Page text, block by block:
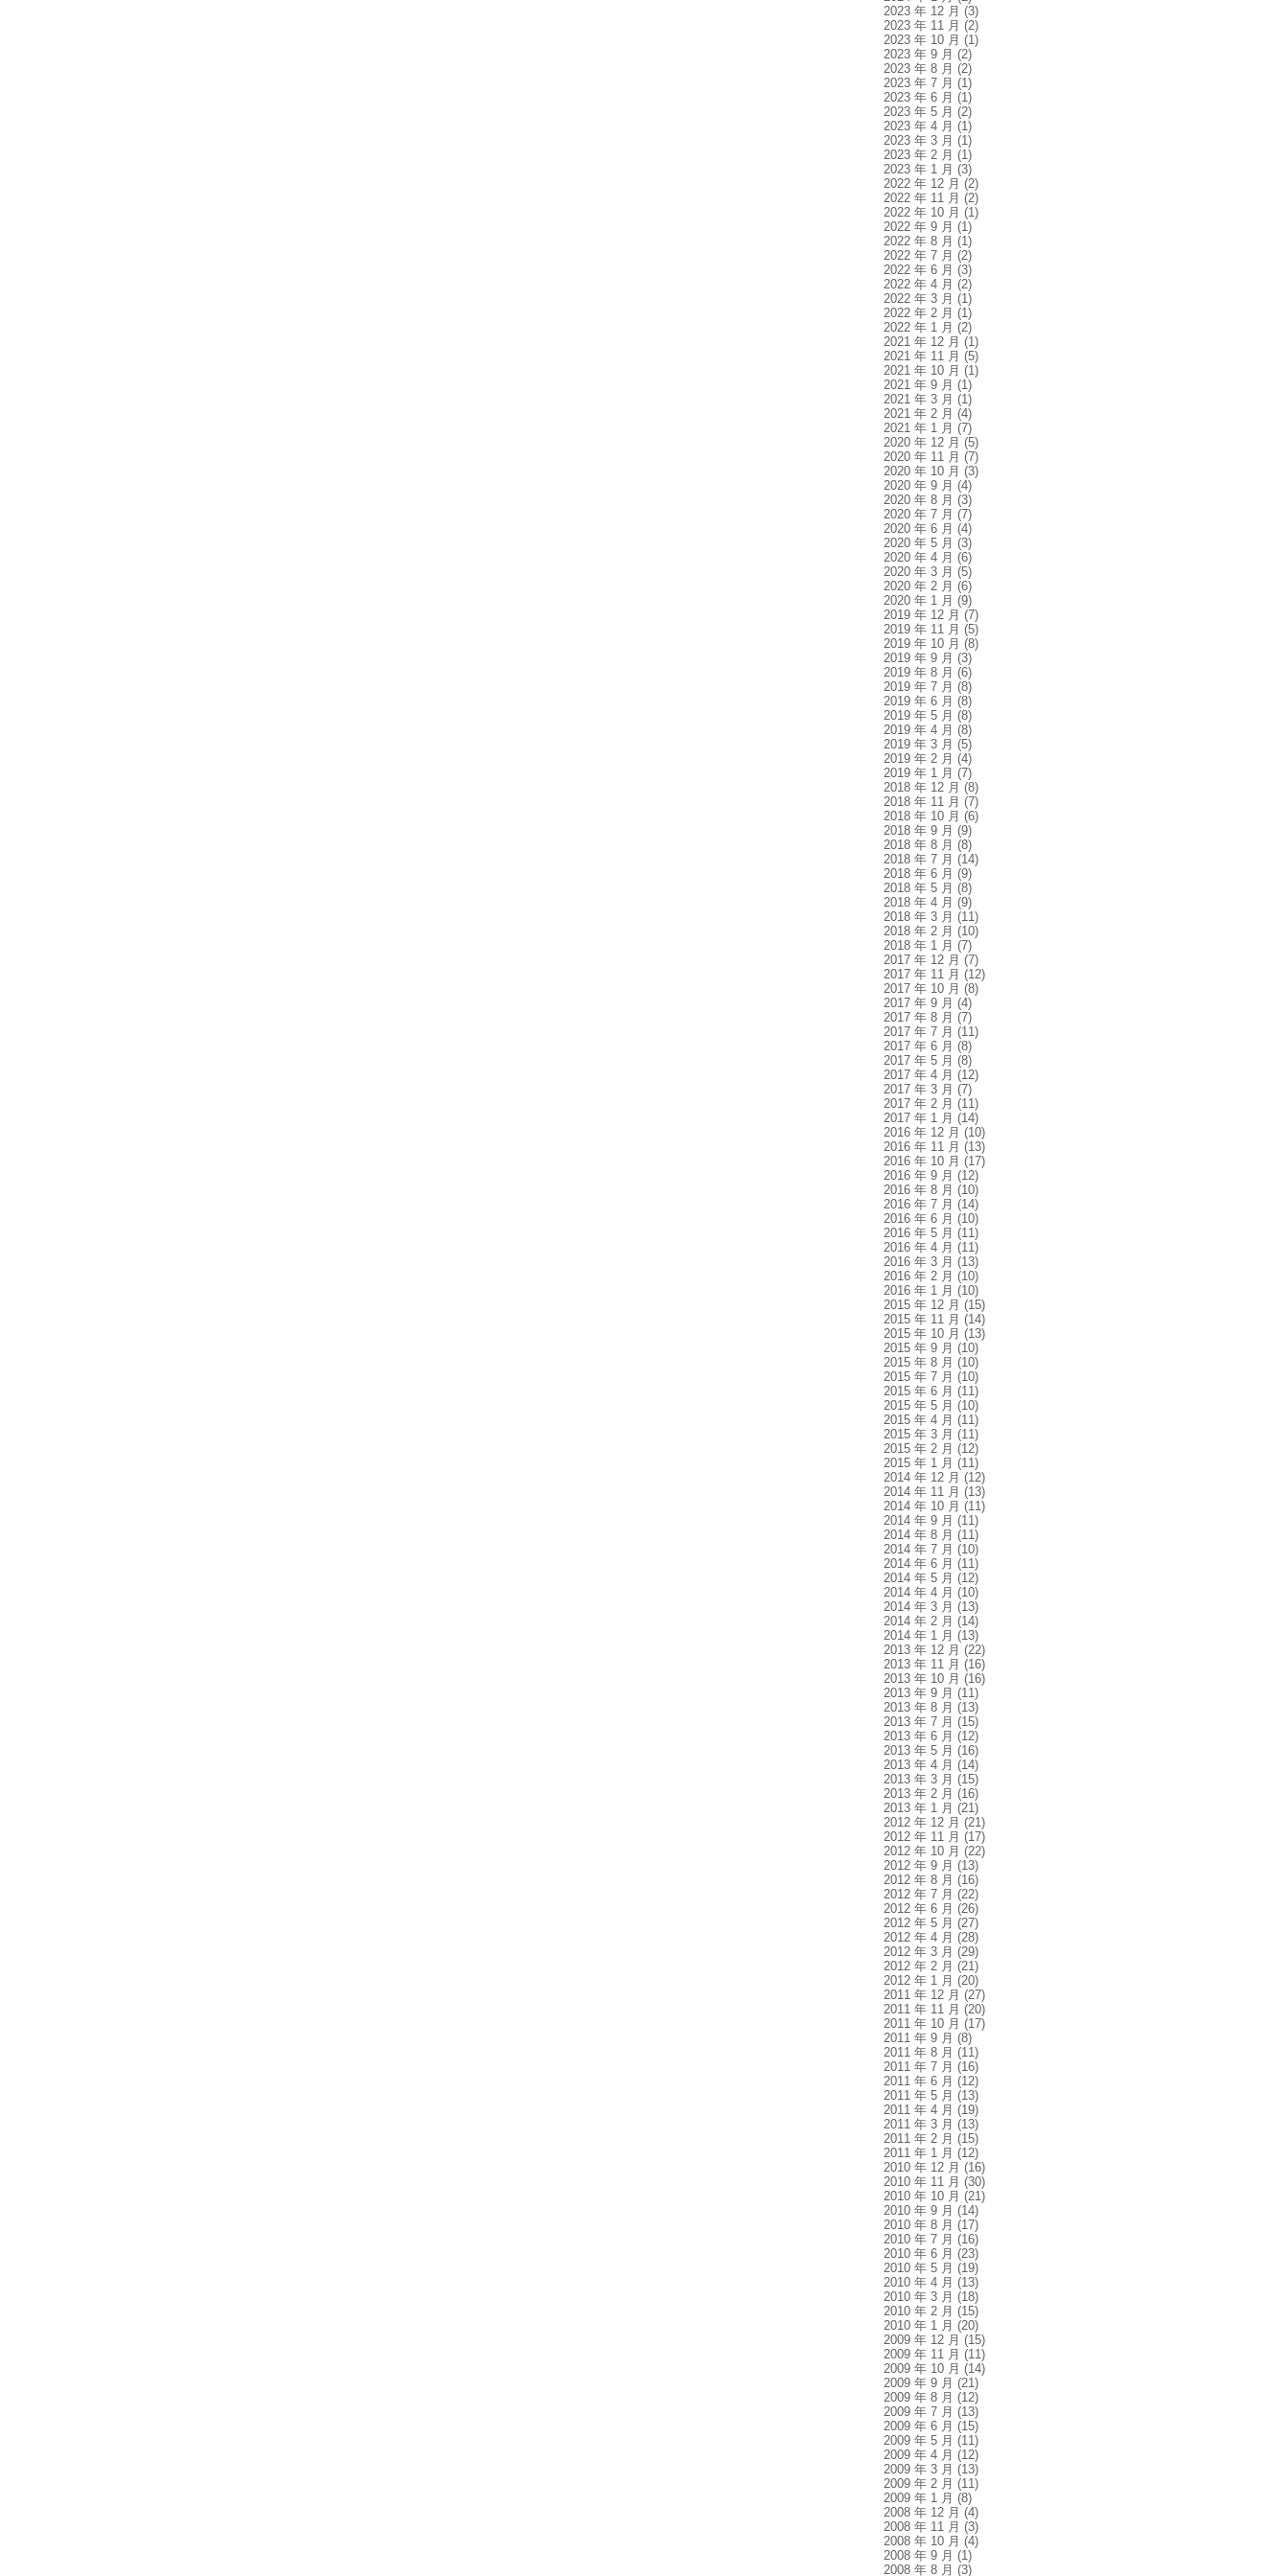
2023 年 12 月 (3)
2023 年 11 月 (2)
2023 年 10 月 (1)
2023 年 9 月 (2)
2023 年 8 月 (2)
2023 年 7 月 (1)
2023 年 6 月 (1)
2023 年 5 月 (2)
2023 年 4 月 (1)
2023 年 3 月 (1)
2023 年 2 月 (1)
2023 年 1 月 (3)
2022 年 12 月 (2)
2022 年 11 月 (2)
2022 年 10 月 (1)
2022 年 9 月 (1)
2022 年 8 月 (1)
2022 年 7 月 (2)
2022 年 6 月 (3)
2022 年 4 月 (2)
2022 年 3 月 (1)
2022 年 2 月 (1)
2022 年 1 月 (2)
2021 年 12 月 (1)
2021 年 11 月 (5)
2021 年 10 月 (1)
2021 年 9 月 (1)
2021 年 3 月 (1)
2021 年 2 月 (4)
2021 年 1 月 (7)
2020 年 12 月 (5)
2020 年 11 月 (7)
2020 年 10 月 (3)
2020 年 9 月 (4)
2020 年 8 月 (3)
2020 年 7 月 (7)
2020 年 6 月 (4)
2020 年 5 月 (3)
2020 年 4 月 (6)
2020 年 3 月 (5)
2020 年 2 月 (6)
2020 年 1 月 (9)
2019 年 12 月 (7)
2019 年 11 月 (5)
2019 年 10 月 (8)
2019 年 9 月 (3)
2019 年 8 月 (6)
2019 年 7 月 (8)
2019 年 6 月 (8)
2019 年 5 月 (8)
2019 年 4 月 (8)
2019 年 3 月 (5)
2019 年 2 月 (4)
2019 年 1 月 (7)
2018 年 12 月 (8)
2018 年 11 月 (7)
2018 年 10 月 (6)
2018 年 9 月 (9)
2018 年 8 月 (8)
2018 年 7 月 (14)
2018 年 6 月 (9)
2018 年 5 月 (8)
2018 年 4 月 (9)
2018 年 3 月 (11)
2018 年 2 月 (10)
2018 年 1 月 (7)
2017 年 12 月 (7)
2017 年 11 月 (12)
2017 年 10 月 (8)
2017 年 9 月 (4)
2017 年 8 月 (7)
2017 年 7 月 (11)
2017 年 6 月 (8)
2017 年 5 月 (8)
2017 年 4 月 (12)
2017 年 3 月 (7)
2017 年 2 月 (11)
2017 年 1 月 (14)
2016 年 12 月 (10)
2016 年 11 月 (13)
2016 年 10 月 (17)
2016 年 9 月 (12)
2016 年 8 月 (10)
2016 年 7 月 (14)
2016 年 6 月 (10)
2016 年 5 月 (11)
2016 年 4 月 (11)
2016 年 3 月 (13)
2016 年 2 月 (10)
2016 年 1 月 (10)
2015 年 12 月 (15)
2015 年 11 月 (14)
2015 年 10 月 (13)
2015 年 9 月 (10)
2015 年 8 月 (10)
2015 年 7 月 (10)
2015 年 6 月 (11)
2015 年 5 月 (10)
2015 年 4 月 (11)
2015 年 3 月 (11)
2015 年 2 月 (12)
2015 年 1 月 (11)
2014 年 12 月 (12)
2014 年 11 月 (13)
2014 年 10 月 (11)
2014 年 9 月 (11)
2014 年 8 月 (11)
2014 年 7 月 (10)
2014 年 6 月 (11)
2014 年 5 月 (12)
2014 年 4 月 (10)
2014 年 3 月 (13)
2014 年 2 月 (14)
2014 年 1 月 (13)
2013 年 12 月 (22)
2013 年 11 月 (16)
2013 年 10 月 (16)
2013 年 9 月 (11)
2013 年 8 月 (13)
2013 年 7 月 (15)
2013 年 6 月 (12)
2013 年 5 月 (16)
2013 年 4 月 (14)
2013 年 3 月 (15)
2013 年 2 月 (16)
2013 年 1 月 (21)
2012 年 12 月 (21)
2012 年 11 月 (17)
2012 年 10 月 (22)
2012 年 9 月 (13)
2012 年 8 月 (16)
2012 年 7 月 (22)
2012 年 6 月 (26)
2012 年 5 月 (27)
2012 年 4 月 (28)
2012 年 3 月 (29)
2012 年 2 月 (21)
2012 年 1 月 (20)
2011 年 12 月 (27)
2011 年 11 月 (20)
2011 年 10 月 (17)
2011 年 9 月 (8)
2011 年 8 月 (11)
2011 年 7 月 (16)
2011 年 6 月 (12)
2011 年 5 月 (13)
2011 年 4 月 (19)
2011 年 3 月 (13)
2011 年 2 月 (15)
2011 年 1 月 (12)
2010 年 12 月 (16)
2010 年 11 月 (30)
2010 年 10 月 (21)
2010 年 9 月 (14)
2010 年 8 月 (17)
2010 年 7 月 (16)
2010 年 6 月 (23)
2010 年 5 月 (19)
2010 年 4 月 (13)
2010 年 3 月 (18)
2010 年 2 月 (15)
2010 年 1 月 (20)
2009 年 12 月 (15)
2009 年 11 月 (11)
2009 年 10 月 (14)
2009 年 9 月 (21)
2009 年 8 月 (12)
2009 年 7 月 (13)
2009 年 6 月 (15)
2009 年 5 月 (11)
2009 年 4 月 (12)
2009 年 3 月 (13)
2009 年 2 月 (11)
2009 年 1 月 (8)
2008 年 12 月 (4)
2008 年 11 月 (3)
2008 年 10 月 (4)
2008 年 9 月 (1)
2008 年 8 月 (3)